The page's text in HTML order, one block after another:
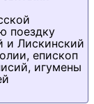
поездку
и Лискинский
епископ
игумены